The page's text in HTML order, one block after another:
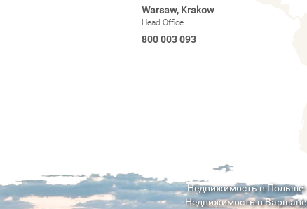
Warsaw, Krakow
Head Office
800 003 093
Недвижимость в Польше
Недвижимость в Варшаве